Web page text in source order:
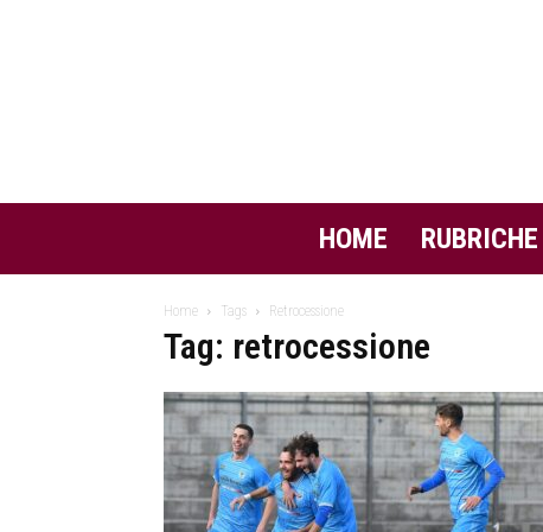
HOME RUBRICHE
Home Tags Retrocessione
Tag: retrocessione